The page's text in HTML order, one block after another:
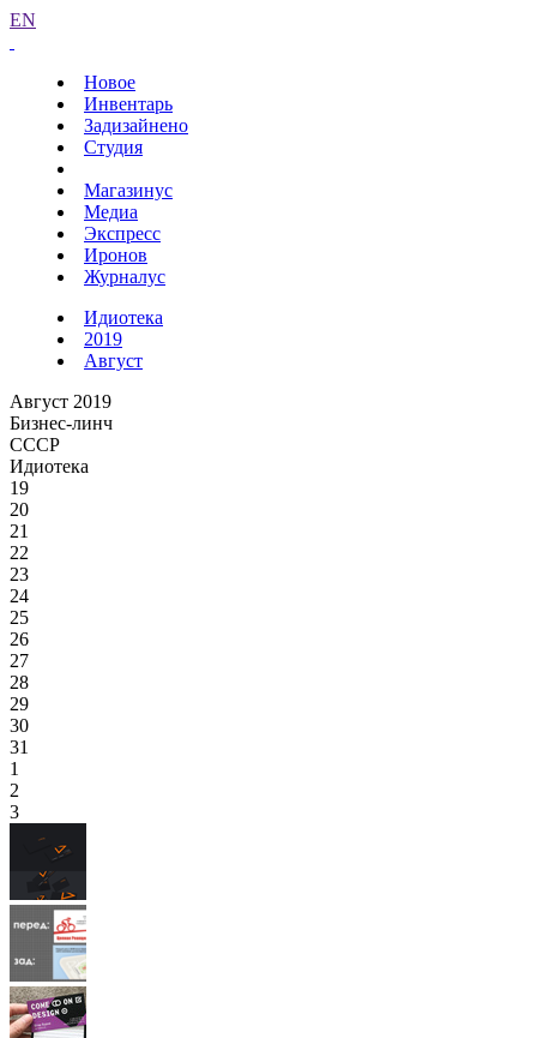
EN
Новое
Инвентарь
Задизайнено
Студия
Магазинус
Медиа
Экспресс
Иронов
Журналус
Идиотека
2019
Август
Август 2019
Бизнес-линч
СССР
Идиотека
19
20
21
22
23
24
25
26
27
28
29
30
31
1
2
3